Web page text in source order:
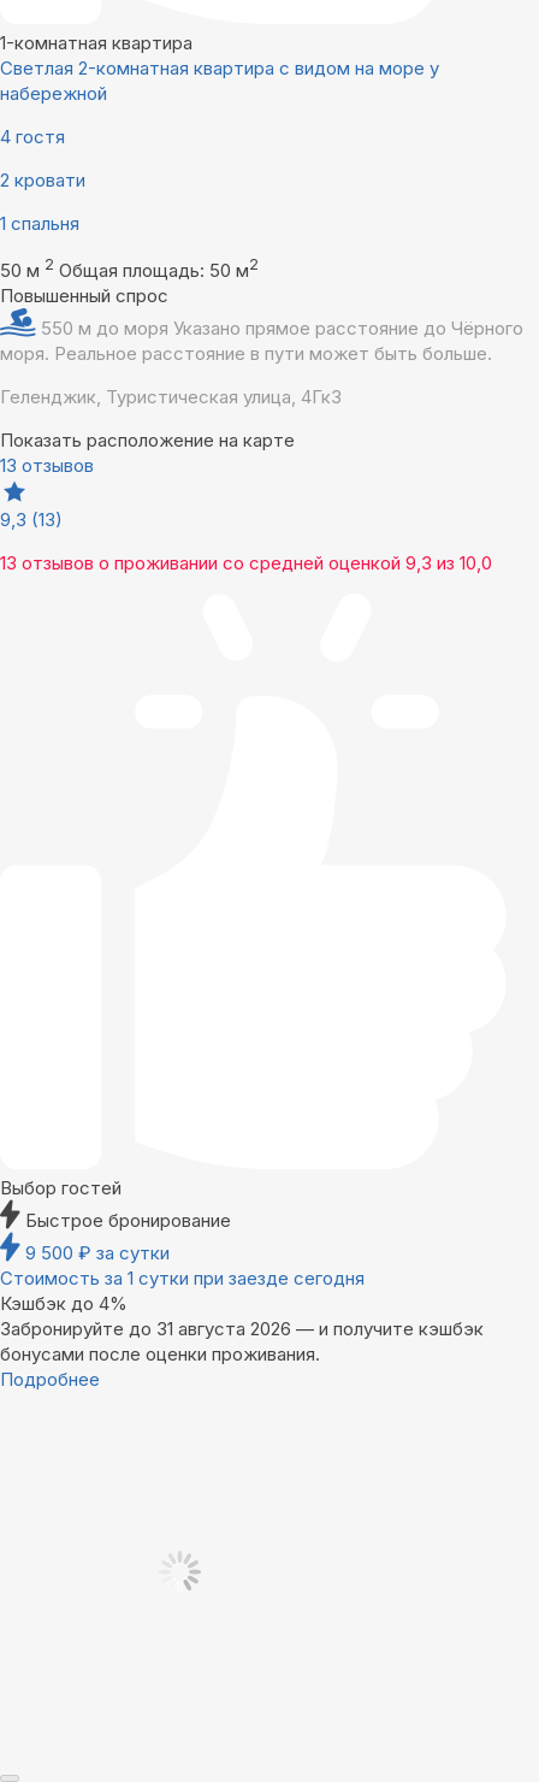
1-комнатная квартира
Светлая 2-комнатная квартира с видом на море у
набережной
4 гостя
2 кровати
1 спальня
50 м 2 Общая площадь: 50 м2
Повышенный спрос
550 м до моря Указано прямое расстояние до Чёрного
моря. Реальное расстояние в пути может быть больше.
Геленджик, Туристическая улица, 4Гк3
Показать расположение на карте
13 отзывов
9,3 (13)
13 отзывов о проживании со средней оценкой 9,3 из 10,0
Выбор гостей
Быстрое бронирование
9 500 ₽ за сутки
Стоимость за 1 сутки при заезде сегодня
Кэшбэк до 4%
Забронируйте до 31 августа 2026 — и получите кэшбэк
бонусами после оценки проживания.
Подробнее